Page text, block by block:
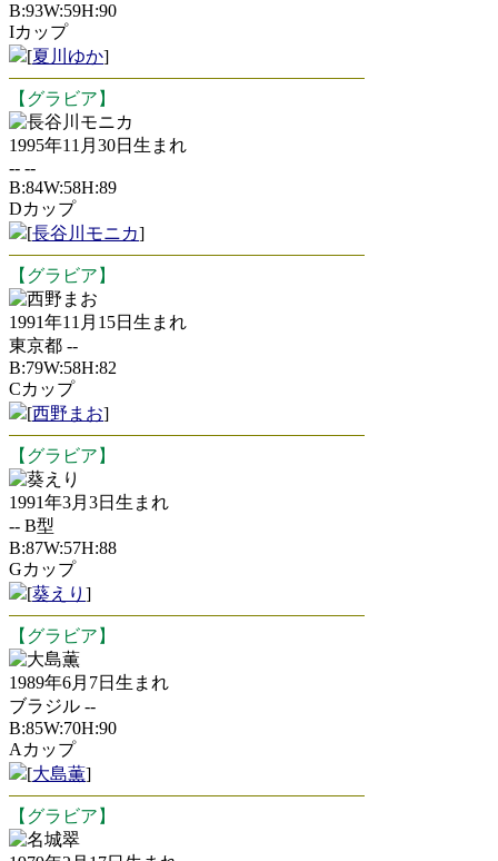
B:93W:59H:90
Iカップ
[夏川ゆか]
【グラビア】
長谷川モニカ
1995年11月30日生まれ
-- --
B:84W:58H:89
Dカップ
[長谷川モニカ]
【グラビア】
西野まお
1991年11月15日生まれ
東京都 --
B:79W:58H:82
Cカップ
[西野まお]
【グラビア】
葵えり
1991年3月3日生まれ
-- B型
B:87W:57H:88
Gカップ
[葵えり ]
【グラビア】
大島薫
1989年6月7日生まれ
ブラジル --
B:85W:70H:90
Aカップ
[大島薫]
【グラビア】
名城翠